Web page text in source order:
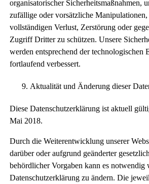
organisatorischer Sicherheitsmaßnahmen,
zufällige oder vorsätzliche
vollständigen Verlust, Zerstörung oder
Zugriff Dritter zu schützen. Unsere
werden entsprechend der technologischen
fortlaufend verbessert.
Aktualität und Änderung dieser
Diese Datenschutzerklärung ist aktuell
Mai 2018.
Durch die Weiterentwicklung unserer
darüber oder aufgrund geänderter
behördlicher Vorgaben kann es notwendig
Datenschutzerklärung zu ändern. Die